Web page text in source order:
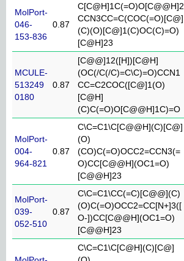
MolPort-
046-
153-836
0.87
C[C@H]1C(=O)O[C@@H]2
CCN3CC=C(COC(=O)[C@]
(C)(O)[C@]1(C)OC(C)=O)
[C@H]23
MCULE-
513249
0180
0.87
[C@@]12([H])[C@H]
(OC(/C(/C)=C\C)=O)CCN1
CC=C2COC([C@]1(O)
[C@H]
(C)C(=O)O[C@@H]1C)=O
MolPort-
004-
964-821
0.87
C\C=C1\C[C@@H](C)[C@]
(O)
(CO)C(=O)OCC2=CCN3(=
O)CC[C@@H](OC1=O)
[C@@H]23
MolPort-
039-
052-510
0.87
C\C=C1\CC(=C)[C@@](C)
(O)C(=O)OCC2=CC[N+]3([
O-])CC[C@@H](OC1=O)
[C@@H]23
C\C=C1\C[C@H](C)[C@]